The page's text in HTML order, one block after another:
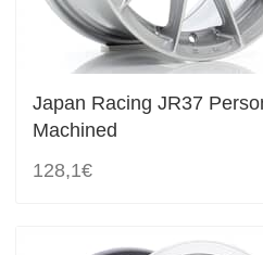
Japan Racing JR37
Machined
128,1€